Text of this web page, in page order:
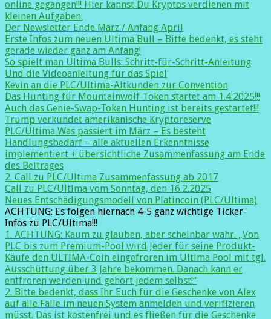
online gegangen!!! Hier kannst Du Kryptos verdienen mit
kleinen Aufgaben.
Der Newsletter Ende März / Anfang April
Erste Infos zum neuen Ultima Bull – Bitte bedenkt, es steht
gerade wieder ganz am Anfang!
So spielt man Ultima Bulls: Schritt-für-Schritt-Anleitung
Und die Videoanleitung für das Spiel
Kevin an die PLC/Ultima-Altkunden zur Convention
Das Hunting für Mountainwolf-Token startet am 1.4.2025!!!
Auch das Genie-Swap-Token Hunting ist bereits gestartet!!!
Trump verkündet amerikanische Kryptoreserve
PLC/Ultima Was passiert im März – Es besteht
Handlungsbedarf – alle aktuellen Erkenntnisse
implementiert + übersichtliche Zusammenfassung am Ende
des Beitrages
2. Call zu PLC/Ultima Zusammenfassung ab 2017
Call zu PLC/Ultima vom Sonntag, den 16.2.2025
Neues Entschädigungsmodell von Platincoin (PLC/Ultima)
ACHTUNG: Es folgen hiernach 4-5 ganz wichtige Ticker-
Infos zu PLC/Ultima!!!
1. ACHTUNG: Kaum zu glauben, aber scheinbar wahr. „Von
PLC bis zum Premium-Pool wird Jeder für seine Produkt-
Käufe den ULTIMA-Coin eingefroren im Ultima Pool mit tgl.
Ausschüttung über 3 Jahre bekommen. Danach kann er
entfroren werden und gehört jedem selbst!“
2. Bitte bedenkt, dass Ihr Euch für die Geschenke von Alex
auf alle Fälle im neuen System anmelden und verifizieren
müsst. Das ist kostenfrei und es fließen für die Geschenke